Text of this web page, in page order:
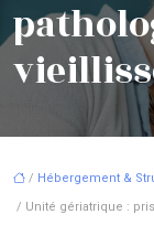
/ Hébergement &
/ Unité gériatrique :